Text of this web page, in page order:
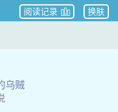
换肤
阅读记录
乌贼